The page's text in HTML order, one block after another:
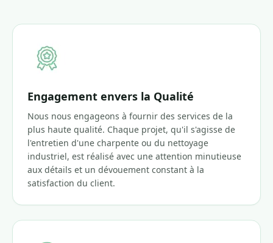
Engagement envers la Qualité
Nous nous engageons à fournir des services de la
plus haute qualité. Chaque projet, qu'il s'agisse de
l'entretien d'une charpente ou du nettoyage
industriel, est réalisé avec une attention minutieuse
aux détails et un dévouement constant à la
satisfaction du client.